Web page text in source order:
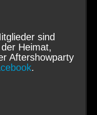
sind
Heimat,
Aftershowparty
.